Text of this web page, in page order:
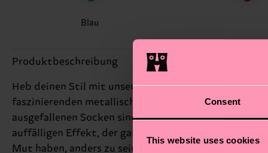
Consent
This website uses cookies
Blau
Produktbeschreibung
Heb deinen Stil mit unseren Sheer 3/4 Crew
faszinierenden metallischen Glanz dank ihrer
ausgefallenen Socken sind die perfekte
auffälligen Effekt, der garantiert alle Blicke auf sich
Mut haben, anders zu sein. Perfektes Geschenk für: